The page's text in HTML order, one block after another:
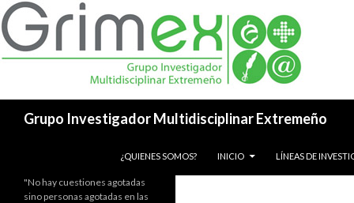
Grupo Investigador Multidisciplinar Extremeño
¿QUIENES SOMOS?
INICIO LÍNEAS DE
"No hay cuestiones agotadas
sino personas agotadas en las